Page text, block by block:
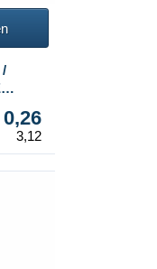
0,26
3,12